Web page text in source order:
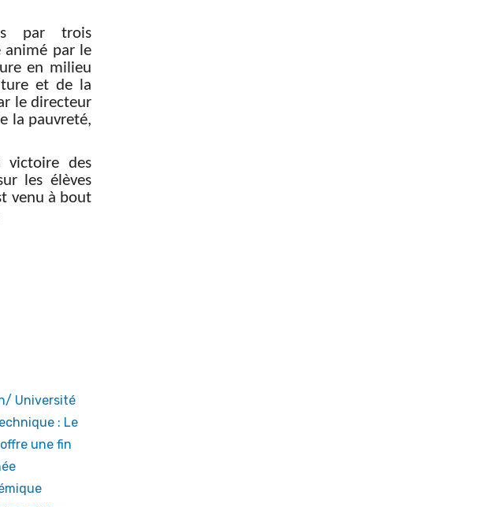
par trois
animé par le
en milieu
et de la
le directeur
la pauvreté,
victoire des
les élèves
venu à bout